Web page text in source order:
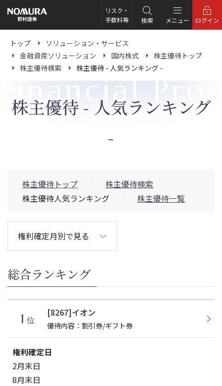
の
ー
リスク・
手数料等
検索 メニュー ログイン
トップ
ソリューション・サービス
金融資産ソリューション
国内株式
株主優待トップ
株主優待検索
株主優待 - 人気ランキング -
Financial
株主優待 - 人気ランキング
-
株主優待トップ
株主優待検索
株主優待人気ランキング
株主優待一覧
総合ランキング
1 位
[8267]イオン
優待内容：割引券/ギフト券
2月末日
8月末日